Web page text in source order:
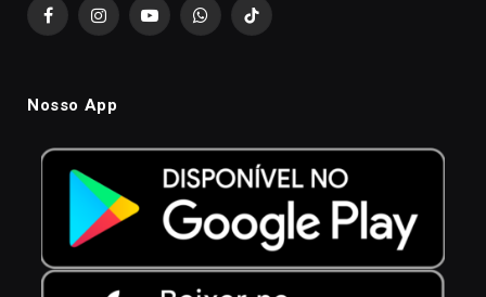
FacebookInstagramYouTubeWhatsAppTikTok
Nosso App